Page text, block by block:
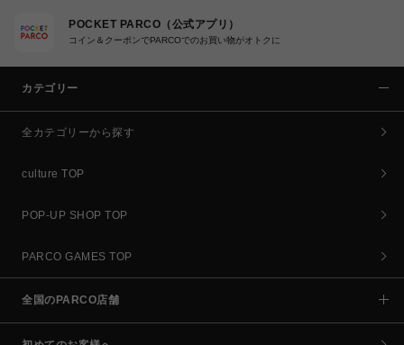
POCKET PARCO（公式アプリ）
コイン＆クーポンでPARCOでのお買い物がオトクに
カテゴリー
全カテゴリーから探す
culture TOP
POP-UP SHOP TOP
PARCO GAMES TOP
全国のPARCO店舗